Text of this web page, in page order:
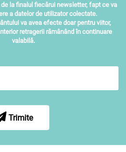
la finalul fiecărui newsletter, fapt ce va
a datelor de utilizator colectate.
va avea efecte doar pentru viitor,
retragerii rămânând în continuare
valabilă.
Trimite